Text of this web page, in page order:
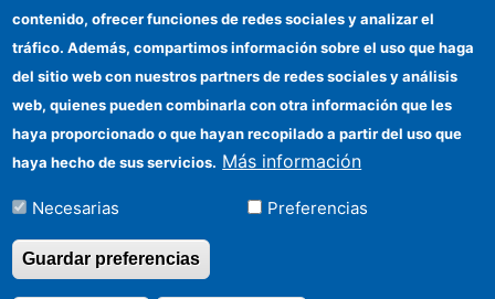
IFS
Sede electrónica CSIC
Organismos financiadores
Cómo llegar
Información para proveedores
contenido, ofrecer funciones de redes sociales y analizar el
tráfico. Además, compartimos información sobre el uso que haga
del sitio web con nuestros partners de redes sociales y análisis
web, quienes pueden combinarla con otra información que les
haya proporcionado o que hayan recopilado a partir del uso que
haya hecho de sus servicios. Más información
Necesarias Preferencias
Guardar preferencias